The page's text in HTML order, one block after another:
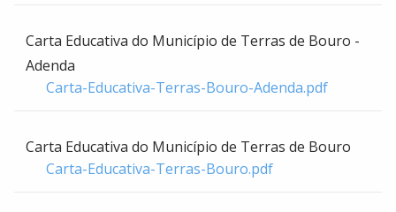
Carta Educativa do Município de Terras de Bouro -
Adenda
Carta-Educativa-Terras-Bouro-Adenda.pdf
Carta Educativa do Município de Terras de Bouro
Carta-Educativa-Terras-Bouro.pdf